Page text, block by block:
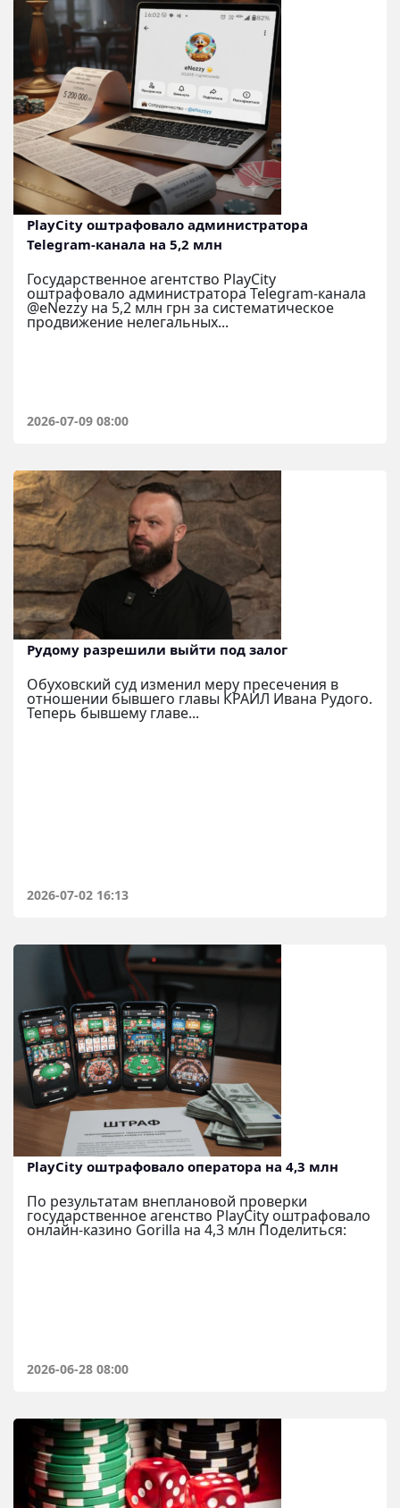
PlayCity оштрафовало администратора
Telegram-канала на 5,2 млн
Государственное агентство PlayCity
оштрафовало администратора Telegram-канала
@eNezzy на 5,2 млн грн за систематическое
продвижение нелегальных...
2026-07-09 08:00
Рудому разрешили выйти под залог
Обуховский суд изменил меру пресечения в
отношении бывшего главы КРАИЛ Ивана Рудого.
Теперь бывшему главе...
2026-07-02 16:13
PlayCity оштрафовало оператора на 4,3 млн
По результатам внеплановой проверки
государственное агенство PlayCity оштрафовало
онлайн-казино Gorilla на 4,3 млн Поделиться:
2026-06-28 08:00